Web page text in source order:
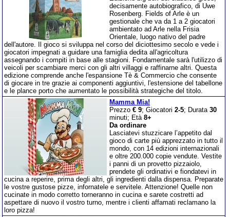
decisamente autobiografico, di Uwe
Rosenberg. Fields of Arle è un
gestionale che va da 1 a 2 giocatori
ambientato ad Arle nella Frisia
Orientale, luogo nativo del padre
dell'autore. Il gioco si sviluppa nel corso del diciottesimo secolo e vede i
giocatori impegnati a guidare una famiglia dedita all'agricoltura
assegnando i compiti in base alle stagioni. Fondamentale sarà l'utilizzo di
veicoli per scambiare merci con gli altri villaggi e raffinarne altri. Questa
edizione comprende anche l'espansione Tè & Commercio che consente
di giocare in tre grazie ai componenti aggiuntivi, l'estensione del tabellone
e le plance porto che aumentato le possibilità strategiche del titolo.
Mamma Mia!
Prezzo € 9; Giocatori 2-5; Durata 30
minuti; Età 8+
Da ordinare
Lasciatevi stuzzicare l’appetito dal
gioco di carte più apprezzato in tutto il
mondo, con 14 edizioni internazionali
e oltre 200.000 copie vendute. Vestite
i panni di un provetto pizzaiolo,
prendete gli ordinativi e fiondatevi in
cucina a reperire, prima degli altri, gli ingredienti dalla dispensa. Preparate
le vostre gustose pizze, infornatele e servitele. Attenzione! Quelle non
cucinate in modo corretto torneranno in cucina e sarete costretti ad
aspettare di nuovo il vostro turno, mentre i clienti affamati reclamano la
loro pizza!